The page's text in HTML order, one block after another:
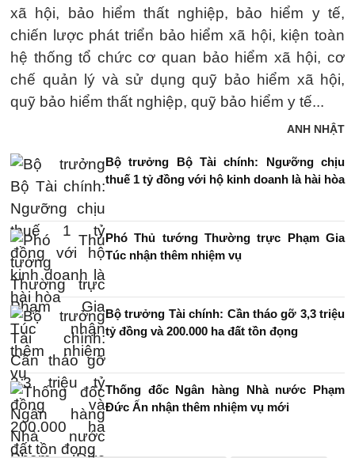
xã hội, bảo hiểm thất nghiệp, bảo hiểm y tế,
chiến lược phát triển bảo hiểm xã hội, kiện toàn
hệ thống tổ chức cơ quan bảo hiểm xã hội, cơ
chế quản lý và sử dụng quỹ bảo hiểm xã hội,
quỹ bảo hiểm thất nghiệp, quỹ bảo hiểm y tế...
ANH NHẬT
Bộ trưởng Bộ Tài chính: Ngưỡng chịu
thuế 1 tỷ đồng với hộ kinh doanh là hài hòa
Phó Thủ tướng Thường trực Phạm Gia
Túc nhận thêm nhiệm vụ
Bộ trưởng Tài chính: Cần tháo gỡ 3,3 triệu
tỷ đồng và 200.000 ha đất tồn đọng
Thống đốc Ngân hàng Nhà nước Phạm
Đức Ấn nhận thêm nhiệm vụ mới